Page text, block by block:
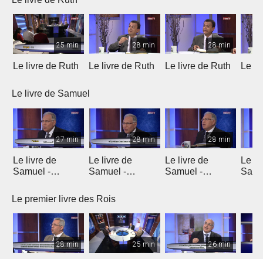
25 min
Le livre de Ruth
28 min
Le livre de Ruth
28 min
Le livre de Ruth Le
Le livre de Samuel
27 min
Le livre de
Samuel -
28 min
Le livre de
Samuel -
28 min
Le livre de
Samuel -
Le
Le premier livre des Rois
28 min 25 min 26 min